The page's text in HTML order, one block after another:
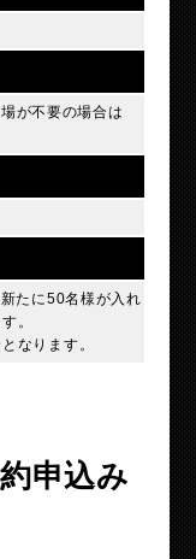
が不要の場合は
たに50名様が入れ
。
なります。
申込み